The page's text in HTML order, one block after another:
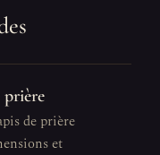
prière
de prière
et